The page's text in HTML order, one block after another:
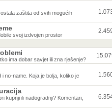
zaštita od svih mogućih
svoj izdvojen prostor
ima dobar savjet ili zna rješenje?
no-name. Koja je bolja, koliko je
kupnji ili nadogradnji? Komentari,